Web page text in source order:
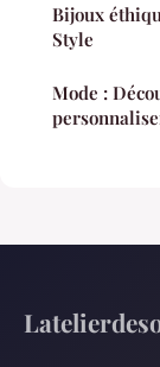
Bijoux
Style
Mode :